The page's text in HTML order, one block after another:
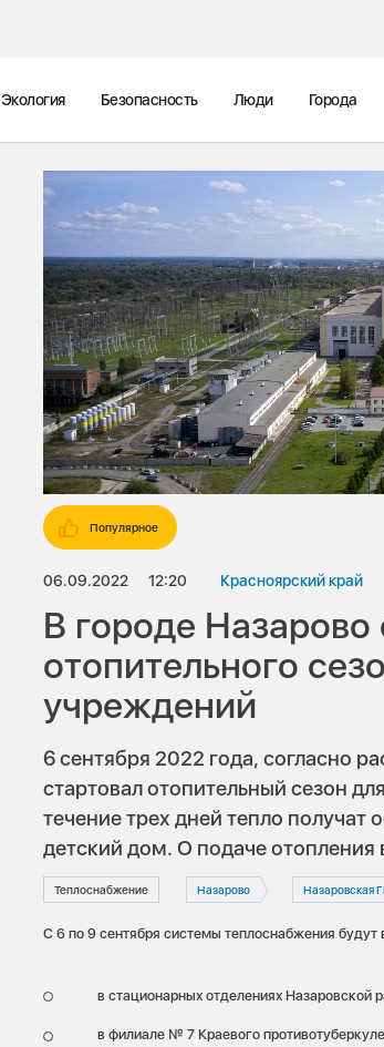
Экология Безопасность Люди Города
Популярное
06.09.2022 12:20 Красноярский край
В городе
отопительного
учреждений
6 сентября 2022 года, согласно
стартовал отопительный сезон
течение трех дней тепло получат
детский дом. О подаче
Теплоснабжение Назарово Назаровская
С 6 по 9 сентября системы теплоснабжения
в стационарных отделениях Назаровской
в филиале № 7 Краевого